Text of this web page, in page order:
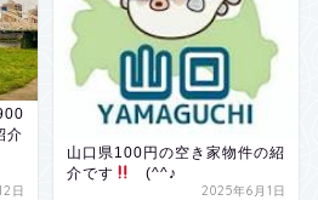
介
日
山口県100円の空き家物件の紹
介です
(^^♪
2025年6月1日